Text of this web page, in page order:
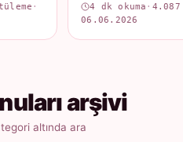
·
4 dk okuma · 4.087
06.06.2026
arşivi
altında ara